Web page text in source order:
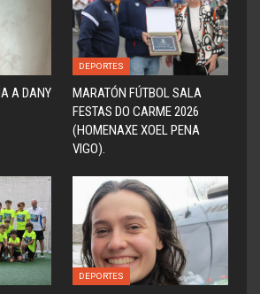
A DANY
DEPORTES
MARATÓN FÚTBOL SALA
FESTAS DO CARME 2026
(HOMENAXE XOEL PENA
VIGO).
DEPORTES